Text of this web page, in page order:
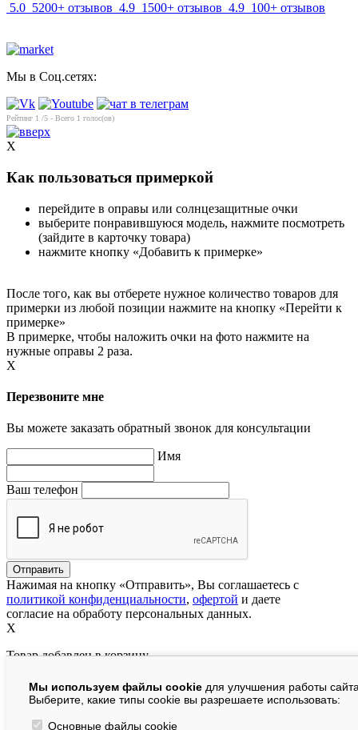
5.0 5200+ отзывов 4.9 1500+ отзывов 4.9 100+ отзывов
Мы в Соц.сетях:
Рейтинг 1 /5 - Всего 1 голос(ов)
Мы используем файлы cookie для улучшения работы
Выберите, какие типы cookie вы разрешаете использовать:
Основные файлы cookie
X
Как пользоваться примеркой
перейдите в оправы или солнцезащитные очки
выберите понравившуюся модель, нажмите посмотреть
(зайдите в карточку товара)
нажмите кнопку «Добавить к примерке»
После того, как вы отберете нужное количество товаров для
примерки из любой позиции нажмите на кнопку «Перейти к
примерке»
В примерке, чтобы наложить очки на фото нажмите на
нужные оправы 2 раза.
X
Перезвоните мне
Вы можете заказать обратный звонок для консультации
Имя
Ваш телефон
Нажимая на кнопку «Отправить», Вы соглашаетесь с
политикой конфиденциальности, офертой и даете
согласие на обработу персональных данных.
X
Товар добавлен в корзину
В корзине:шт.